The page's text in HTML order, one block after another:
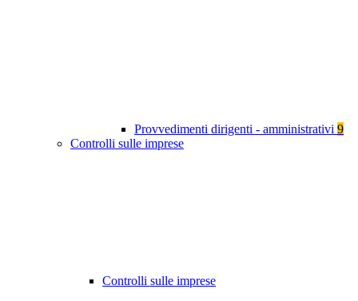
Provvedimenti dirigenti - amministrativi 9
Controlli sulle imprese
Controlli sulle imprese